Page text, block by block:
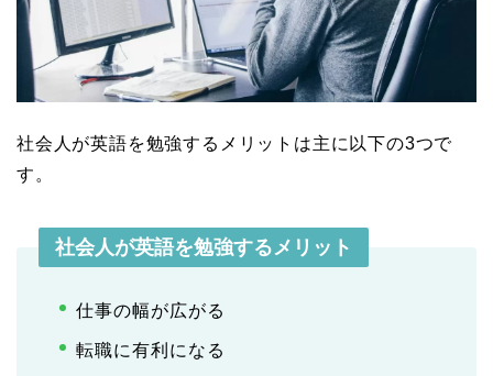
社会人が英語を勉強するメリットは主に以下の3つで
す。
社会人が英語を勉強するメリット
仕事の幅が広がる
転職に有利になる